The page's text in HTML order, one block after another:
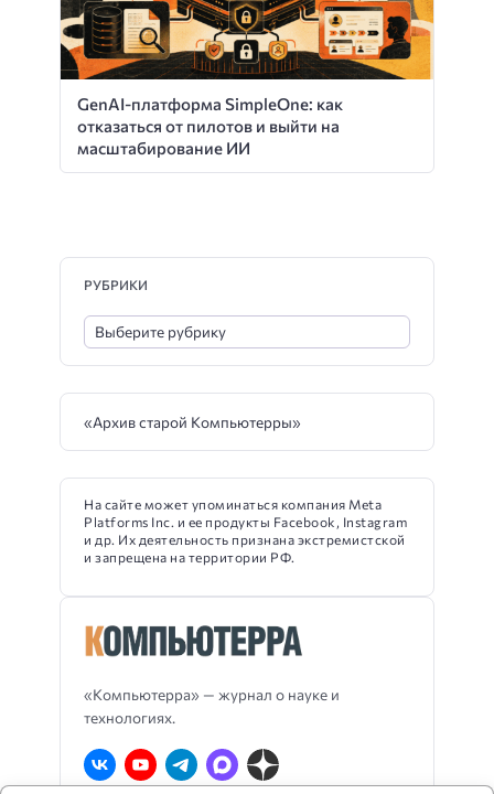
GenAI-платформа SimpleOne: как
отказаться от пилотов и выйти на
масштабирование ИИ
«Компьютерра» — журнал о науке и
технологиях.
РУБРИКИ
«Архив старой Компьютерры»
На сайте может упоминаться компания Meta
Platforms Inc. и ее продукты Facebook, Instagram
и др. Их деятельность признана экстремистской
и запрещена на территории РФ.